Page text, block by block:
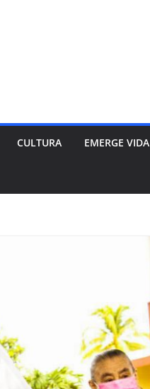
CULTURA EMERGE VIDA